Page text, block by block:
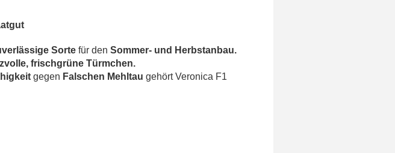
Sorte für den Sommer- und Herbstanbau.
frischgrüne Türmchen.
gegen Falschen Mehltau gehört Veronica F1